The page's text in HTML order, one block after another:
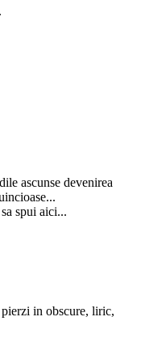
ascunse devenirea
spui aici...
in obscure, liric,